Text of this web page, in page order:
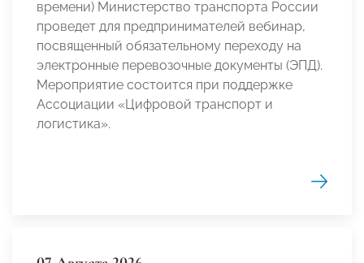
времени) Министерство транспорта России
проведет для предпринимателей вебинар,
посвященный обязательному переходу на
электронные перевозочные документы (ЭПД).
Мероприятие состоится при поддержке
Ассоциации «Цифровой транспорт и
логистика».